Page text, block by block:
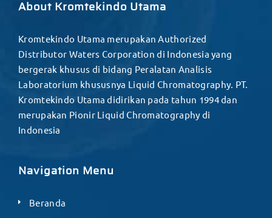
About Kromtekindo Utama
Kromtekindo Utama merupakan Authorized
Distributor Waters Corporation di Indonesia yang
bergerak khusus di bidang Peralatan Analisis
Laboratorium khususnya Liquid Chromatography. PT.
Kromtekindo Utama didirikan pada tahun 1994 dan
merupakan Pionir Liquid Chromatography di
Indonesia
Navigation Menu
Beranda